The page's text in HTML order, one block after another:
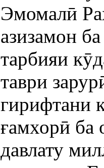
Эмомалӣ
азизамон
тарбияи
таври
гирифтани
ғамхорӣ ба
давлату